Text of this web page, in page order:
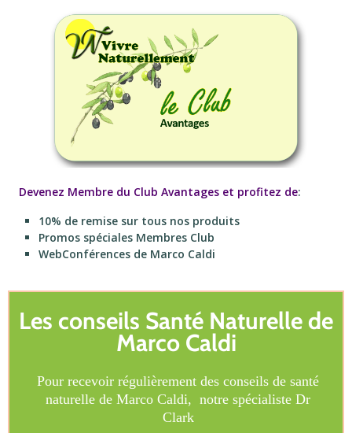
Devenez Membre du Club Avantages et profitez de:
10% de remise sur tous nos produits
Promos spéciales Membres Club
WebConférences de Marco Caldi